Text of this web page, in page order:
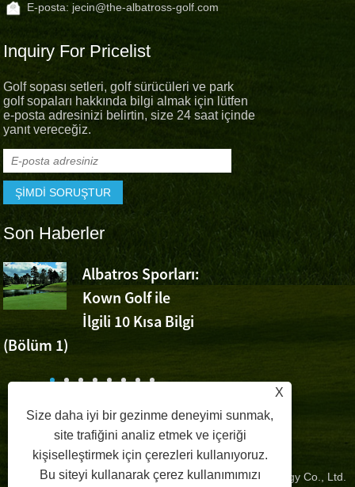
E-posta: jecin@the-albatross-golf.com
Inquiry For Pricelist
Golf sopası setleri, golf sürücüleri ve park
golf sopaları hakkında bilgi almak için lütfen
e-posta adresinizi belirtin, size 24 saat içinde
yanıt vereceğiz.
Son Haberler
Albatros Sporları:
Kown Golf ile
İlgili 10 Kısa Bilgi
(Bölüm 1)
Albatros
Telif Hakkı © 2024 Zhangzhou Albatros Sports Technology Co., Ltd.
X
Size daha iyi bir gezinme deneyimi sunmak,
site trafiğini analiz etmek ve içeriği
kişiselleştirmek için çerezleri kullanıyoruz.
Bu siteyi kullanarak çerez kullanımımızı